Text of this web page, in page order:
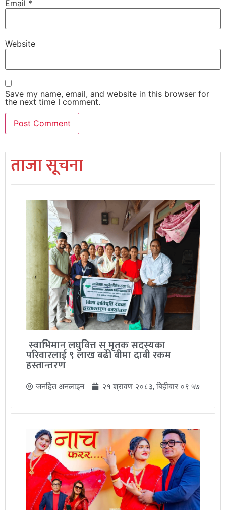
Email *
Website
Save my name, email, and website in this browser for
the next time I comment.
ताजा सूचना
स्वाभिमान लघुवित्त स् मृतक सदस्यका
परिवारलाई ९ लाख बढी बीमा दाबी रकम
हस्तान्तरण
जनहित अनलाइन २१ श्रावण २०८३, बिहीबार ०९:५७